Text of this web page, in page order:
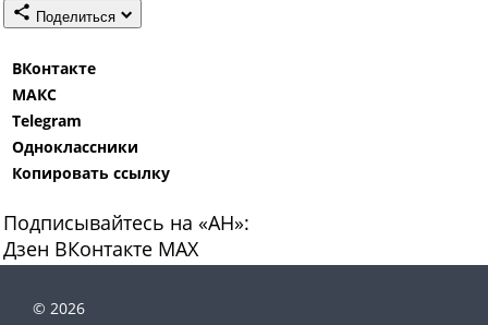
Поделиться
ВКонтакте
МАКС
Telegram
Одноклассники
Копировать ссылку
Подписывайтесь на «АН»:
Дзен ВКонтакте МАХ
© 2026